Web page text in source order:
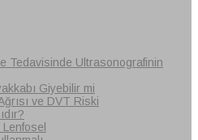
Tedavisinde Ultrasonografinin
Giyebilir mi
ve DVT Riski